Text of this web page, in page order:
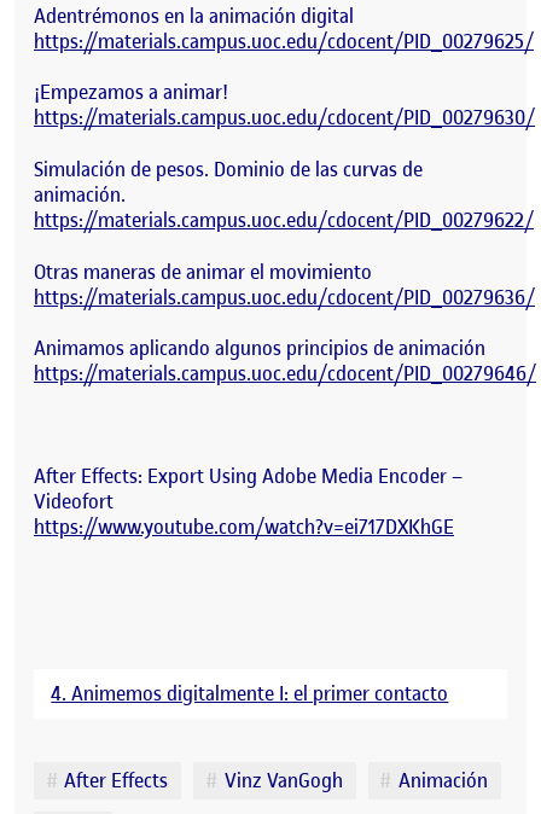
Adentrémonos en la animación digital
https://materials.campus.uoc.edu/cdocent/PID_00279625/
¡Empezamos a animar!
https://materials.campus.uoc.edu/cdocent/PID_00279630/
Simulación de pesos. Dominio de las curvas de
animación.
https://materials.campus.uoc.edu/cdocent/PID_00279622/
Otras maneras de animar el movimiento
https://materials.campus.uoc.edu/cdocent/PID_00279636/
Animamos aplicando algunos principios de animación
https://materials.campus.uoc.edu/cdocent/PID_00279646/
After Effects: Export Using Adobe Media Encoder –
Videofort
https://www.youtube.com/watch?v=ei717DXKhGE
4. Animemos digitalmente I: el primer contacto
Etiquetas
After Effects Vinz VanGogh
Animación